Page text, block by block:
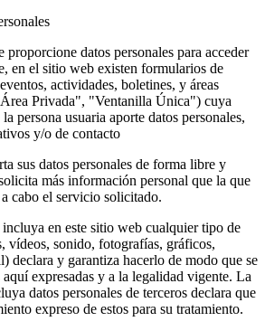
datos personales para acceder
en el sitio web existen formularios de
actividades, boletines, y áreas
Privada", "Ventanilla Única") cuya
persona usuaria aporte datos personales,
y/o de contacto
sus datos personales de forma libre y
más información personal que la que
cabo el servicio solicitado.
en este sitio web cualquier tipo de
vídeos, sonido, fotografías, gráficos,
declara y garantiza hacerlo de modo que se
expresadas y a la legalidad vigente. La
datos personales de terceros declara que
expreso de estos para su tratamiento.